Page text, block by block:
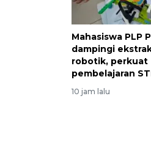
Mahasiswa PLP
dampingi
robotik, perkuat
pembelajaran
10 jam lalu